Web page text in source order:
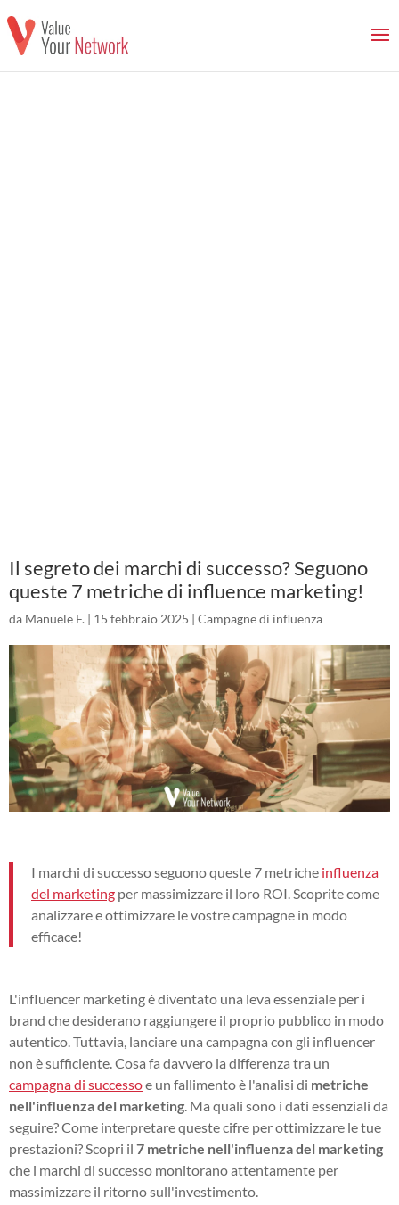
Il segreto dei marchi di successo? Seguono
queste 7 metriche di influence marketing!
da Manuele F. | 15 febbraio 2025 | Campagne di influenza
I marchi di successo seguono queste 7 metriche influenza
del marketing per massimizzare il loro ROI. Scoprite come
analizzare e ottimizzare le vostre campagne in modo
efficace!
L'influencer marketing è diventato una leva essenziale per i
brand che desiderano raggiungere il proprio pubblico in modo
autentico. Tuttavia, lanciare una campagna con gli influencer
non è sufficiente. Cosa fa davvero la differenza tra un
campagna di successoe un fallimento è l'analisi di metriche
nell'influenza del marketing . Ma quali sono i dati essenziali da
seguire? Come interpretare queste cifre per ottimizzare le tue
prestazioni? Scopri il 7 metriche nell'influenza del marketing
che i marchi di successo monitorano attentamente per
massimizzare il ritorno sull'investimento.